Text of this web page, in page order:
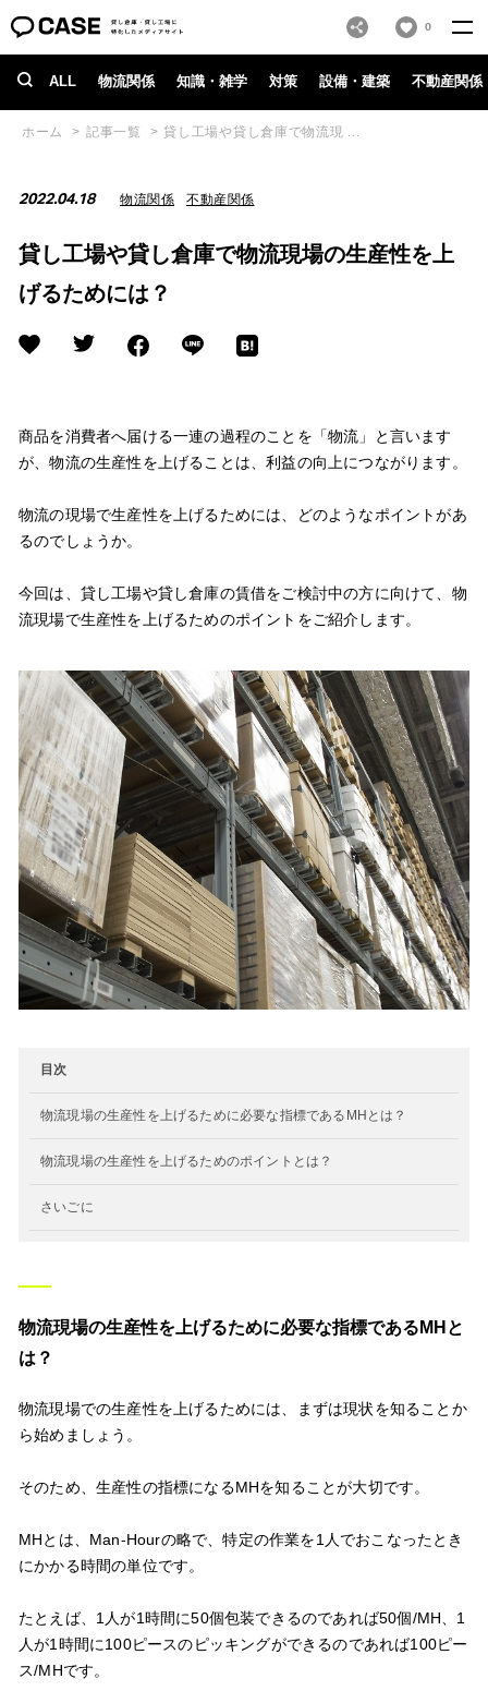
0
ALL 物流関係 知識・雑学 対策 設備・建築 不動産関係
ホーム 記事一覧 貸し工場や貸し倉庫で物流現 ...
2022.04.18 物流関係 不動産関係
貸し工場や貸し倉庫で物流現場の生産性を上
げるためには？
商品を消費者へ届ける一連の過程のことを「物流」と言います
が、物流の生産性を上げることは、利益の向上につながります。
物流の現場で生産性を上げるためには、どのようなポイントがあ
るのでしょうか。
今回は、貸し工場や貸し倉庫の賃借をご検討中の方に向けて、物
流現場で生産性を上げるためのポイントをご紹介します。
目次
物流現場の生産性を上げるために必要な指標であるMHとは？
物流現場の生産性を上げるためのポイントとは？
さいごに
物流現場の生産性を上げるために必要な指標であるMHと
は？
物流現場での生産性を上げるためには、まずは現状を知ることか
ら始めましょう。
そのため、生産性の指標になるMHを知ることが大切です。
MHとは、Man-Hourの略で、特定の作業を1人でおこなったとき
にかかる時間の単位です。
たとえば、1人が1時間に50個包装できるのであれば50個/MH、1
人が1時間に100ピースのピッキングができるのであれば100ピー
ス/MHです。